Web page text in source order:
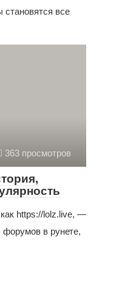
становятся все
363 просмотров
https://lolz.live, —
в рунете,